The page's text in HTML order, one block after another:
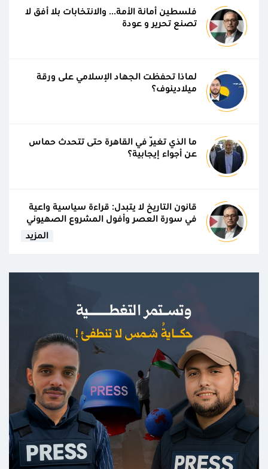
فلسطين أمانة الأمة... والانتخابات بلا أفق لا
تصنع تحرير و عودة
لماذا تحفظت الجهاد الإسلامي على ورقة
ميلادينوف؟
ما الذي تغيّر في القاهرة حتى تتحدث حماس
عن أجواء إيجابية؟
قانون التاريخ لا يتبدل: قراءة سياسية واعية
في سورة العصر وأفول المشروع الصهيوني
المزيد